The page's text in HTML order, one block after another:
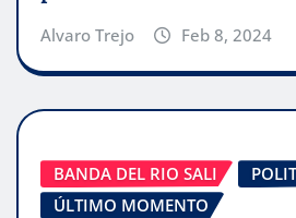
Alvaro Trejo Feb 8, 2024
BANDA DEL RIO SALI
ÚLTIMO MOMENTO